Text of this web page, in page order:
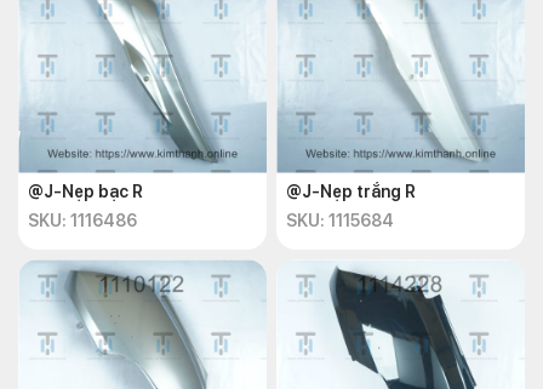
@J-Nẹp bạc R
SKU: 1116486
@J-Nẹp trắng R
SKU: 1115684